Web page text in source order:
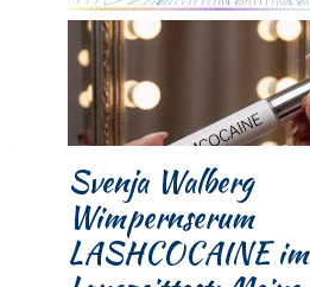
Svenja Walberg
Wimpernserum
LASHCOCAINE im